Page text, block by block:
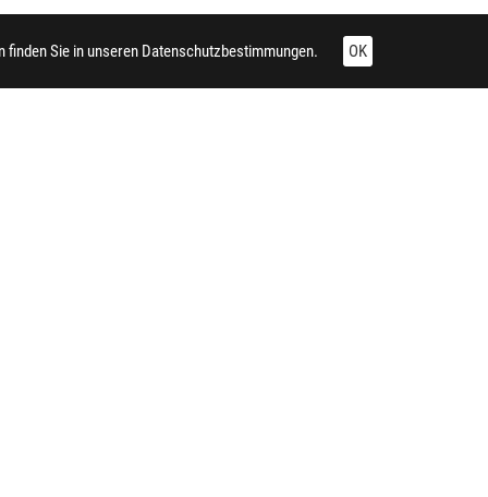
finden Sie in unseren Datenschutzbestimmungen. OK